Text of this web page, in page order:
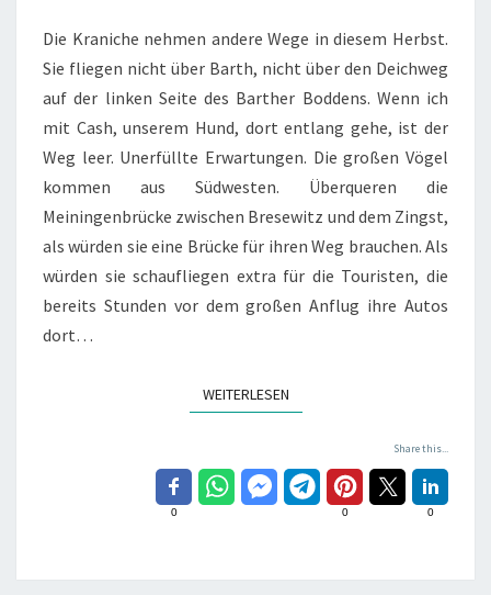
Die Kraniche nehmen andere Wege in diesem Herbst.
Sie fliegen nicht über Barth, nicht über den Deichweg
auf der linken Seite des Barther Boddens. Wenn ich
mit Cash, unserem Hund, dort entlang gehe, ist der
Weg leer. Unerfüllte Erwartungen. Die großen Vögel
kommen aus Südwesten. Überqueren die
Meiningenbrücke zwischen Bresewitz und dem Zingst,
als würden sie eine Brücke für ihren Weg brauchen. Als
würden sie schaufliegen extra für die Touristen, die
bereits Stunden vor dem großen Anflug ihre Autos
dort…
WEITERLESENWEITERLESEN
Share this...
0 0 0